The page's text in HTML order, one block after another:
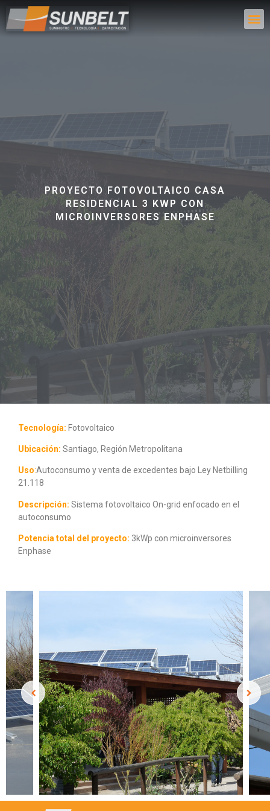
PROYECTO FOTOVOLTAICO CASA
RESIDENCIAL 3 KWP CON
MICROINVERSORES ENPHASE
Tecnología: Fotovoltaico
Ubicación: Santiago, Región Metropolitana
Uso:Autoconsumo y venta de excedentes bajo Ley Netbilling
21.118
Descripción: Sistema fotovoltaico On-grid enfocado en el
autoconsumo
Potencia total del proyecto: 3kWp con microinversores
Enphase